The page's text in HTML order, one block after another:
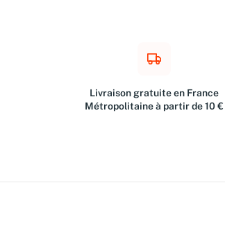
Livraison gratuite en France
Métropolitaine à partir de 10 €